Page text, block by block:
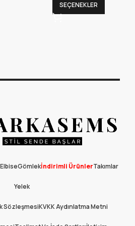
SEÇENEKLER
ElbiseGömlekİndirimli ÜrünlerTakımlar
Yelek
SözleşmesiKVKK Aydınlatma Metni